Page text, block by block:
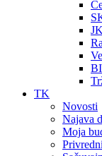
TK
Novosti
Najava
Moja